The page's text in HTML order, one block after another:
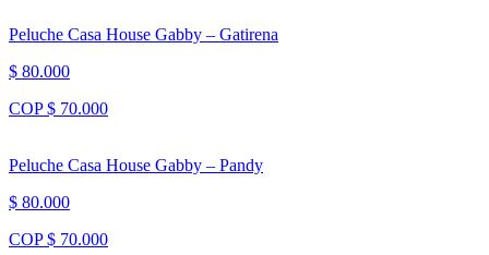
Peluche Casa House Gabby – Gatirena
$ 80.000
COP $ 70.000
Peluche Casa House Gabby – Pandy
$ 80.000
COP $ 70.000